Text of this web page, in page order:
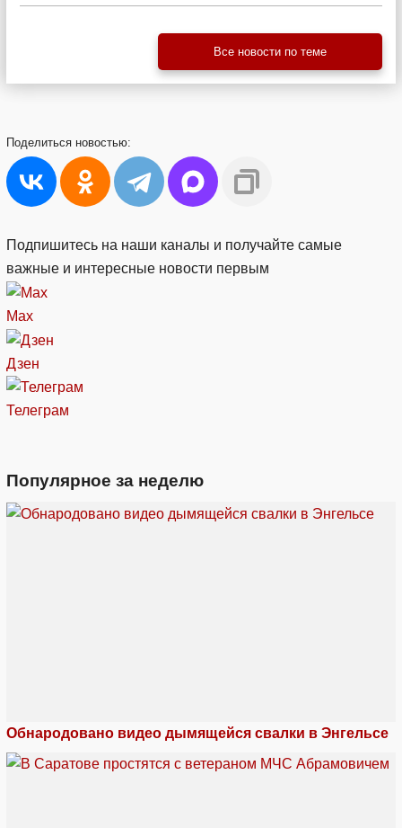
Все новости по теме
Поделиться новостью:
Подпишитесь на наши каналы и получайте самые
важные и интересные новости первым
Max
Дзен
Телеграм
Популярное за неделю
Обнародовано видео дымящейся свалки в Энгельсе